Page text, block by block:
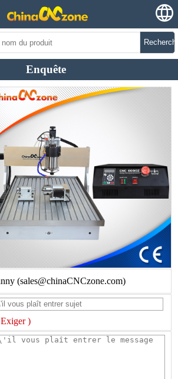
Enquête
(sales@chinaCNCzone.com)
)